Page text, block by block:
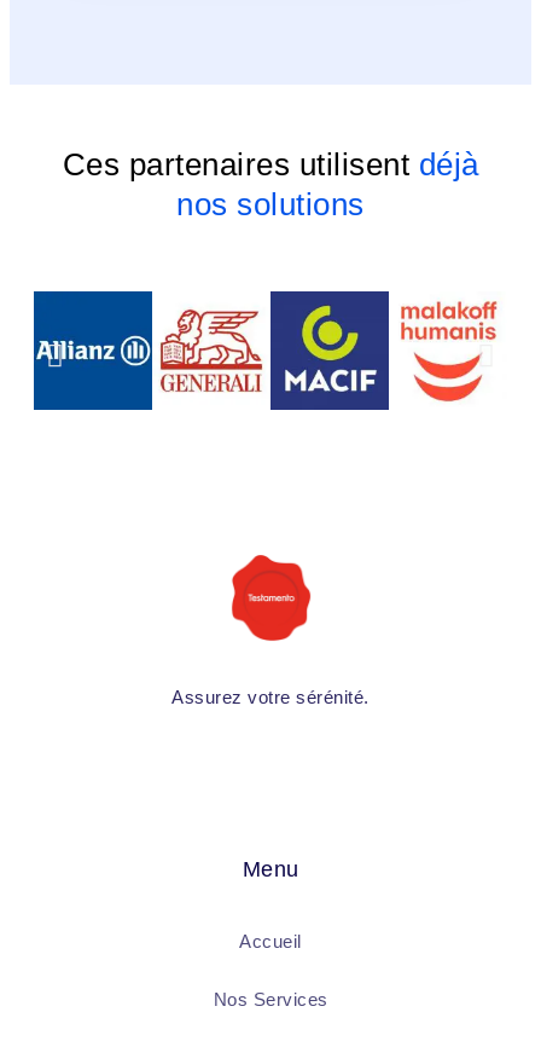
Ces partenaires utilisent déjà
nos solutions
Assurez votre sérénité.
Menu
Accueil
Nos Services